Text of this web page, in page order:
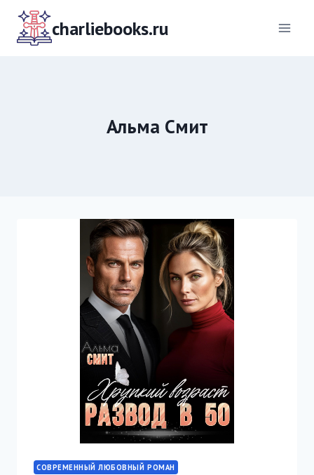
Перейти
содержимомуcharliebooks.ru
Альма Смит
СОВРЕМЕННЫЙ ЛЮБОВНЫЙ РОМАН